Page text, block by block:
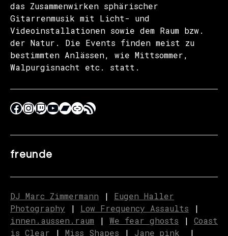
das Zusammenwirken sphärischer
Gitarrenmusik mit Licht- und
Videoinstallationen sowie dem Raum bzw.
der Natur. Die Events finden meist zu
bestimmten Anlässen, wie Mittsommer,
Walpurgisnacht etc. statt.
freunde
DJ Marc Zimmermann | Eugen Haller
Photography | Low Frequency Assaults |
innen.aussen.raum | We fear ghosts | Coast
is Clear | Miss Shapes | Jane_pink_ |